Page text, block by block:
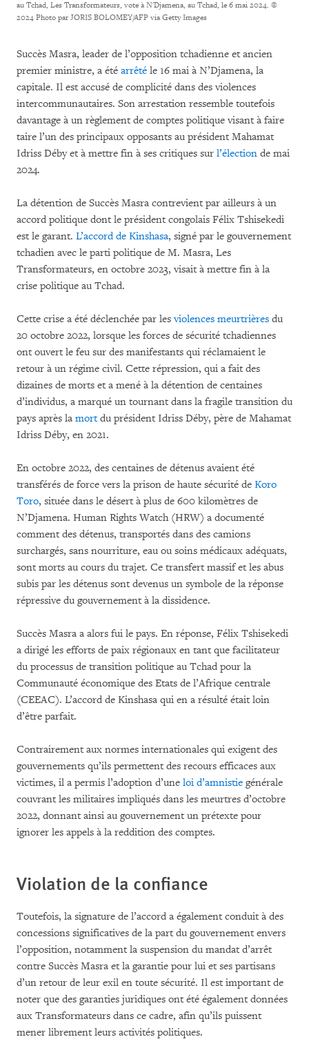
au Tchad, Les Transformateurs, vote à N'Djamena, au Tchad, le 6 mai 2024. ©
2024 Photo par JORIS BOLOMEY/AFP via Getty Images
Succès Masra, leader de l’opposition tchadienne et ancien
premier ministre, a été arrêté le 16 mai à N’Djamena, la
capitale. Il est accusé de complicité dans des violences
intercommunautaires. Son arrestation ressemble toutefois
davantage à un règlement de comptes politique visant à faire
taire l’un des principaux opposants au président Mahamat
Idriss Déby et à mettre fin à ses critiques sur l’élection de mai
2024.
La détention de Succès Masra contrevient par ailleurs à un
accord politique dont le président congolais Félix Tshisekedi
est le garant. L’accord de Kinshasa, signé par le gouvernement
tchadien avec le parti politique de M. Masra, Les
Transformateurs, en octobre 2023, visait à mettre fin à la
crise politique au Tchad.
Cette crise a été déclenchée par lesviolences meurtrières du
20 octobre 2022, lorsque les forces de sécurité tchadiennes
ont ouvert le feu sur des manifestants qui réclamaient le
retour à un régime civil. Cette répression, qui a fait des
dizaines de morts et a mené à la détention de centaines
d’individus, a marqué un tournant dans la fragile transition du
pays après la mortdu président Idriss Déby, père de Mahamat
Idriss Déby, en 2021.
En octobre 2022, des centaines de détenus avaient été
transférés de force vers la prison de haute sécurité de Koro
Toro, située dans le désert à plus de 600 kilomètres de
N’Djamena. Human Rights Watch (HRW) a documenté
comment des détenus, transportés dans des camions
surchargés, sans nourriture, eau ou soins médicaux adéquats,
sont morts au cours du trajet. Ce transfert massif et les abus
subis par les détenus sont devenus un symbole de la réponse
répressive du gouvernement à la dissidence.
Succès Masra a alors fui le pays. En réponse, Félix Tshisekedi
a dirigé les efforts de paix régionaux en tant que facilitateur
du processus de transition politique au Tchad pour la
Communauté économique des Etats de l’Afrique centrale
(CEEAC). L’accord de Kinshasa qui en a résulté était loin
d’être parfait.
Contrairement aux normes internationales qui exigent des
gouvernements qu’ils permettent des recours efficaces aux
victimes, il a permis l’adoption d’une loi d’amnistie générale
couvrant les militaires impliqués dans les meurtres d’octobre
2022, donnant ainsi au gouvernement un prétexte pour
ignorer les appels à la reddition des comptes.
Violation de la confiance
Toutefois, la signature de l’accord a également conduit à des
concessions significatives de la part du gouvernement envers
l’opposition, notamment la suspension du mandat d’arrêt
contre Succès Masra et la garantie pour lui et ses partisans
d’un retour de leur exil en toute sécurité. Il est important de
noter que des garanties juridiques ont été également données
aux Transformateurs dans ce cadre, afin qu’ils puissent
mener librement leurs activités politiques.